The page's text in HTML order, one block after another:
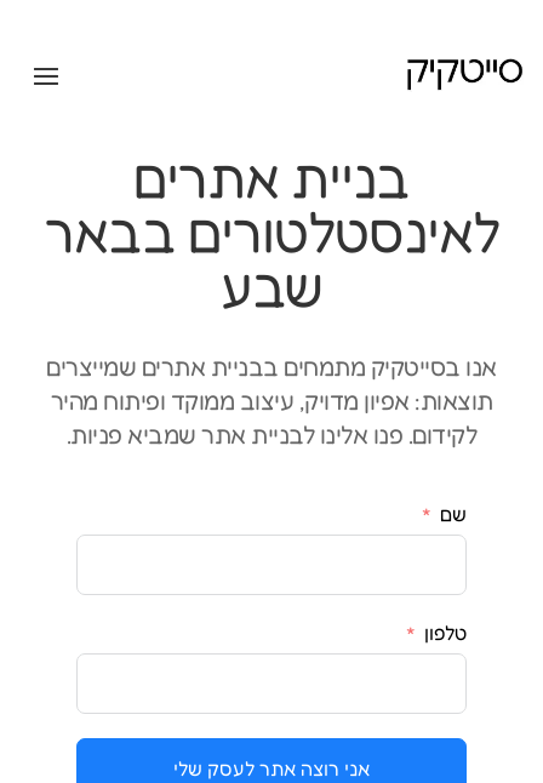
בניית אתרים
לאינסטלטורים בבאר
שבע
אנו בסייטקיק מתמחים בבניית אתרים שמייצרים
תוצאות: אפיון מדויק, עיצוב ממוקד ופיתוח מהיר
לקידום. פנו אלינו לבניית אתר שמביא פניות.
שם
טלפון
אני רוצה אתר לעסק שלי